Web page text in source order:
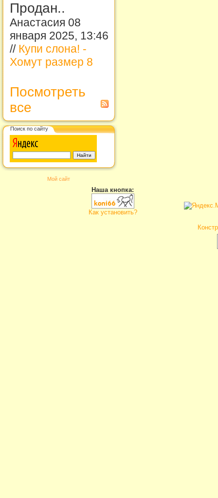
Продан..
Анастасия 08
января 2025, 13:46
// Купи слона! -
Хомут размер 8
Посмотреть
все
Поиск по сайту
Мой сайт
Наша кнопка:
Как установить?